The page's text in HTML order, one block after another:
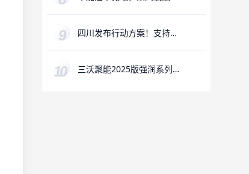
四川发布行动方案！支持氢
三沃聚能2025版强润系列润